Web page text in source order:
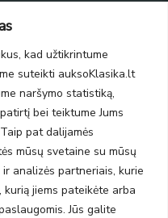
kad užtikrintume
suteikti auksoKlasika.lt
naršymo statistiką,
bei teiktume Jums
pat dalijamės
mūsų svetaine su mūsų
analizės partneriais, kurie
jiems pateikėte arba
Jūs galite
naujienas bei riboto